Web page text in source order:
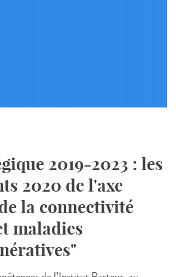
2019-2023 : les
2020 de l'axe
la connectivité
maladies